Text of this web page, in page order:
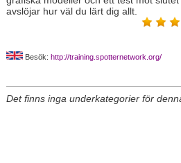
avslöjar hur väl du lärt dig allt.
Besök: http://training.spotternetwork.org/
Det finns inga underkategorier för